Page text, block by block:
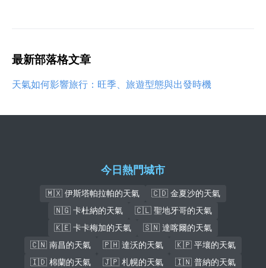
最新部落格文章
天氣如何影響旅行：旺季、旅遊型態與出發時機
今日熱門城市
🇲🇽 伊斯塔帕拉帕的天氣
🇨🇩 金夏沙的天氣
🇳🇬 卡杜納的天氣
🇨🇱 聖地牙哥的天氣
🇰🇪 卡卡梅加的天氣
🇸🇳 達喀爾的天氣
🇨🇳 南昌的天氣
🇵🇭 達沃的天氣
🇰🇵 平壤的天氣
🇮🇩 棉蘭的天氣
🇯🇵 札幌的天氣 🇮🇳 普納的天氣